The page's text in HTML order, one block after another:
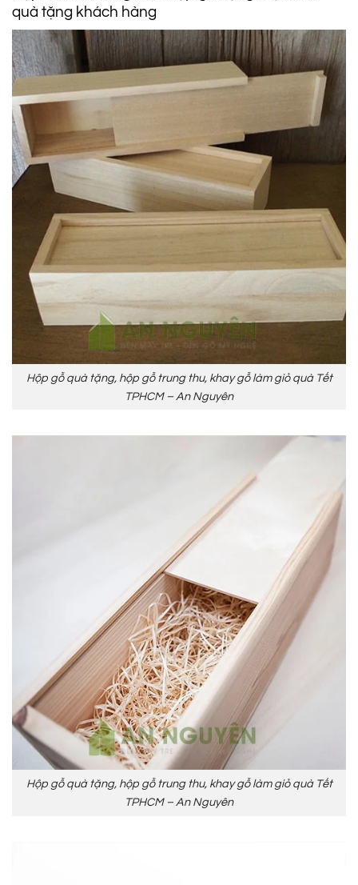
quà tặng khách hàng
Hộp gỗ quà tặng, hộp gỗ trung thu, khay gỗ làm giỏ quà Tết
TPHCM – An Nguyên
Hộp gỗ quà tặng, hộp gỗ trung thu, khay gỗ làm giỏ quà Tết
TPHCM – An Nguyên